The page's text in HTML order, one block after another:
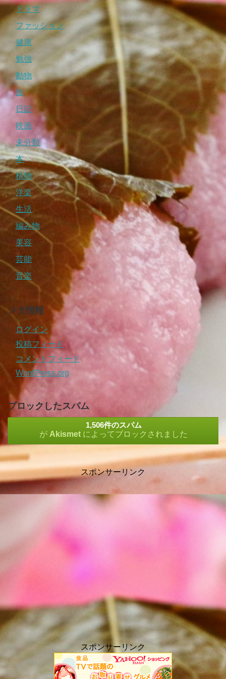
ドラマ
ファッション
健康
勉強
動物
旅
日記
映画
未分類
本
植物
洋楽
生活
編み物
美容
芸能
音楽
メタ情報
ログイン
投稿フィード
コメントフィード
WordPress.org
ブロックしたスパム
1,506件のスパム
が Akismet によってブロックされました
スポンサーリンク
スポンサーリンク